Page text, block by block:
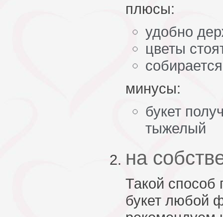
плюсы:
удобно
цветы
минусы:
букет
тыжелый
на
Такой способ
букет любой